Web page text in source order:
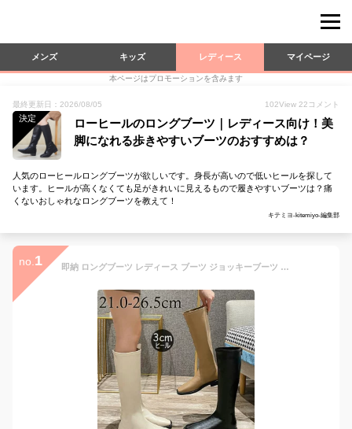
メンズ キッズ レディース マイページ
本ページはプロモーションを含みます
最終更新日：2026/08/05 102View 22 コメント
決定
ローヒールのロングブーツ｜レディース向け！美
脚になれる歩きやすいブーツのおすすめは？
人気のローヒールロングブーツが欲しいです。身長が高いので低いヒールを探して
います。ヒールが高くなくても足がきれいに見えるもので履きやすいブーツは？痛
くないおしゃれなロングブーツを教えて！
キテミヨ-kitemiyo-編集部
no. 1 即納 ロングブーツ レディース ブーツ ジョッキーブーツ ブーツ スクエアトゥ ブーツ ロングブーツ ローヒール ヒール3cm レディース靴 靴 レディース 歩きやすい 疲れない ブーツ おしゃれ エンジニアブーツ シンプル 大きいサイズ サイズ21.0〜26.5cm 3色 短納期 送料無料